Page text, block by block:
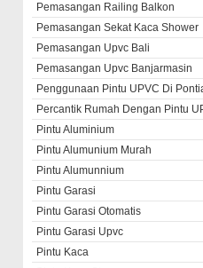
Pemasangan Railing Balkon
Pemasangan Sekat Kaca Shower
Pemasangan Upvc Bali
Pemasangan Upvc Banjarmasin
Penggunaan Pintu UPVC Di
Percantik Rumah Dengan Pintu
Pintu Aluminium
Pintu Alumunium Murah
Pintu Alumunnium
Pintu Garasi
Pintu Garasi Otomatis
Pintu Garasi Upvc
Pintu Kaca